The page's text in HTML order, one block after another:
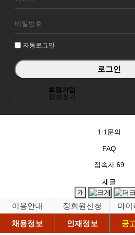
원
그
자동로그인
회원가입
정보찾기
1:1문의
FAQ
접속자 69
새글
이용안내 정회원신청 마이
채용정보
인재정보 공